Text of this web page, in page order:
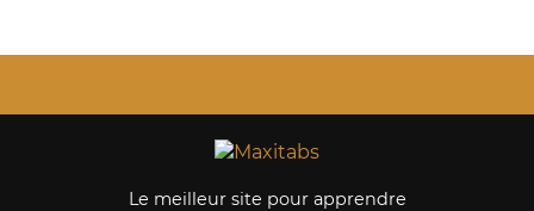
Le meilleur site pour apprendre